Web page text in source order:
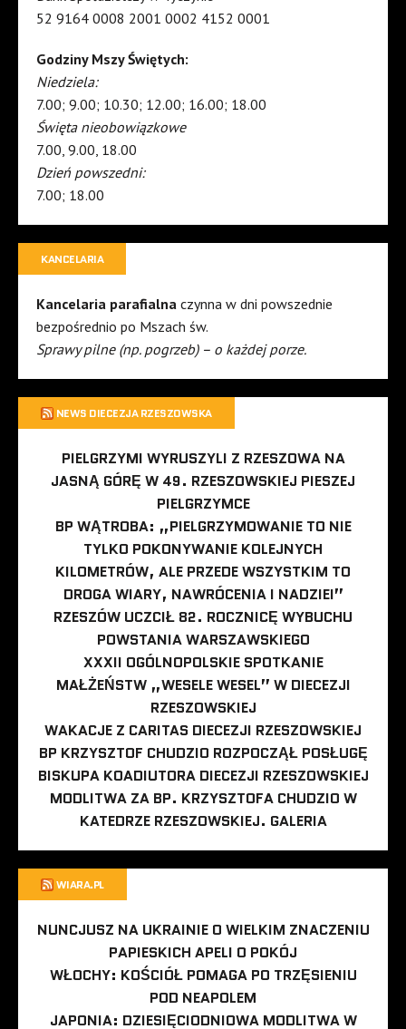
52 9164 0008 2001 0002 4152 0001
Godziny Mszy Świętych:
Niedziela:
7.00; 9.00; 10.30; 12.00; 16.00; 18.00
Święta nieobowiązkowe
7.00, 9.00, 18.00
Dzień powszedni:
7.00; 18.00
KANCELARIA
Kancelaria parafialna czynna w dni powszednie
bezpośrednio po Mszach św.
Sprawy pilne (np. pogrzeb) – o każdej porze.
NEWS DIECEZJA RZESZOWSKA
PIELGRZYMI WYRUSZYLI Z RZESZOWA NA
JASNĄ GÓRĘ W 49. RZESZOWSKIEJ PIESZEJ
PIELGRZYMCE
BP WĄTROBA: „PIELGRZYMOWANIE TO NIE
TYLKO POKONYWANIE KOLEJNYCH
KILOMETRÓW, ALE PRZEDE WSZYSTKIM TO
DROGA WIARY, NAWRÓCENIA I NADZIEI”
RZESZÓW UCZCIŁ 82. ROCZNICĘ WYBUCHU
POWSTANIA WARSZAWSKIEGO
XXXII OGÓLNOPOLSKIE SPOTKANIE
MAŁŻEŃSTW „WESELE WESEL” W DIECEZJI
RZESZOWSKIEJ
WAKACJE Z CARITAS DIECEZJI RZESZOWSKIEJ
BP KRZYSZTOF CHUDZIO ROZPOCZĄŁ POSŁUGĘ
BISKUPA KOADIUTORA DIECEZJI RZESZOWSKIEJ
MODLITWA ZA BP. KRZYSZTOFA CHUDZIO W
KATEDRZE RZESZOWSKIEJ. GALERIA
WIARA.PL
NUNCJUSZ NA UKRAINIE O WIELKIM ZNACZENIU
PAPIESKICH APELI O POKÓJ
WŁOCHY: KOŚCIÓŁ POMAGA PO TRZĘSIENIU
POD NEAPOLEM
JAPONIA: DZIESIĘCIODNIOWA MODLITWA W